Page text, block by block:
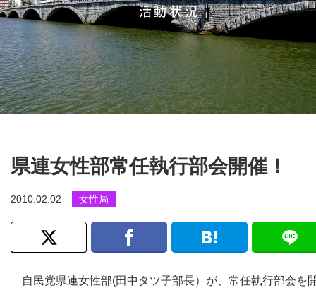
活動状況
県連女性部常任執行部会開催！
2010.02.02 女性局
自民党県連女性部(田中タツ子部長）が、常任執行部会を